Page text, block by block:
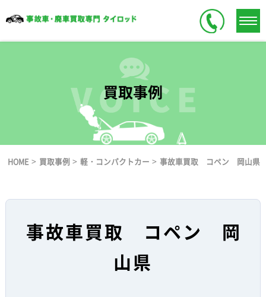
買取事例
HOME > 買取事例 > 軽・コンパクトカー > 事故車買取 コペン 岡山県
事故車買取 コペン 岡
山県